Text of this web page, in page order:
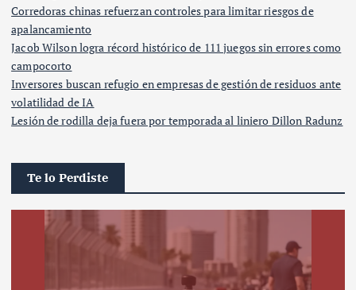
Corredoras chinas refuerzan controles para limitar riesgos de
apalancamiento
Jacob Wilson logra récord histórico de 111 juegos sin errores como
campocorto
Inversores buscan refugio en empresas de gestión de residuos ante
volatilidad de IA
Lesión de rodilla deja fuera por temporada al liniero Dillon Radunz
Te lo Perdiste